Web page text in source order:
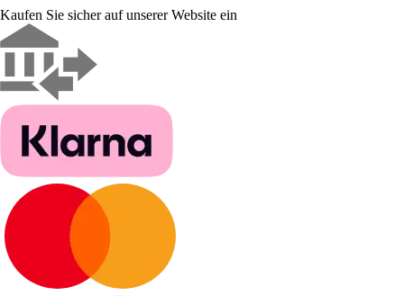
Kaufen Sie sicher auf unserer Website ein